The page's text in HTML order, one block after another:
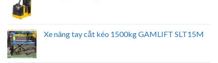
Xe nâng tay cắt kéo 1500kg GAMLIFT SLT15M